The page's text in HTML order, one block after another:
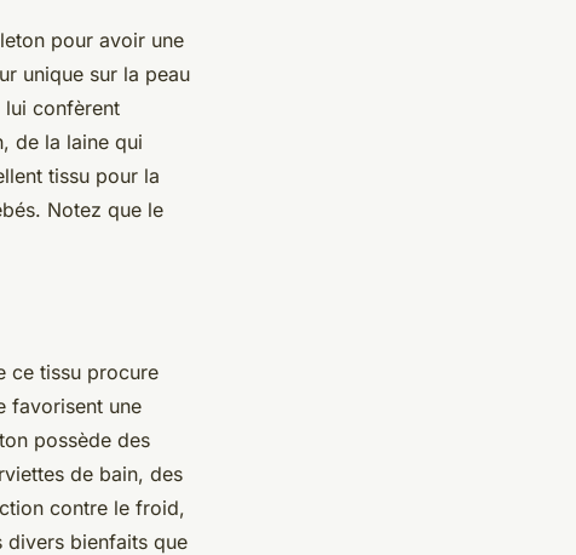
pour avoir une
unique sur la peau
lui confèrent
de la laine qui
tissu pour la
Notez que le
ce tissu procure
favorisent une
possède des
de bain, des
contre le froid,
divers bienfaits que